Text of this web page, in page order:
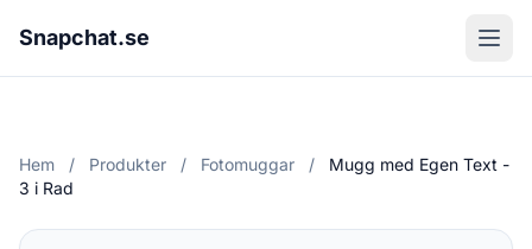
Snapchat.se
Hem / Produkter / Fotomuggar /
Mugg med Egen Text -
3 i Rad